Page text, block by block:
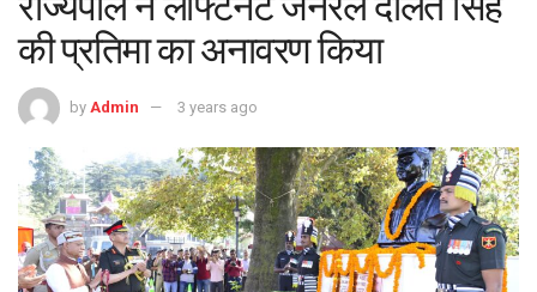
की प्रतिमा का अनावरण किया
by Admin 3 years ago